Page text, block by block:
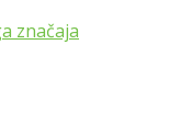
značaja